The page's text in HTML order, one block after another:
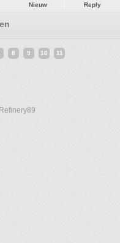
Nieuw Reply
8 9 10 11